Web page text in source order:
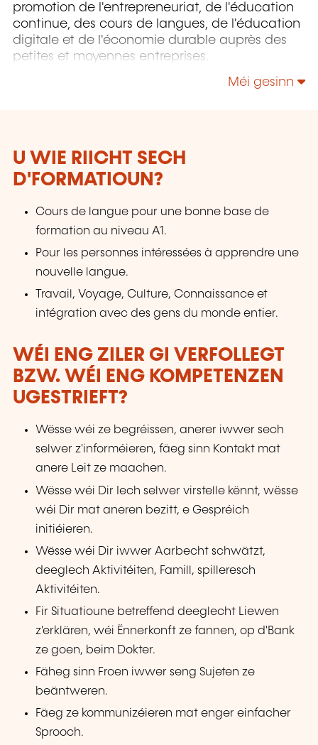
promotion de l'entrepreneuriat, de l'éducation
continue, des cours de langues, de l'éducation
digitale et de l'économie durable auprès des
petites et moyennes entreprises.
Méi gesinn
U WIE RIICHT SECH
D'FORMATIOUN?
Cours de langue pour une bonne base de
formation au niveau A1.
Pour les personnes intéressées à apprendre une
nouvelle langue.
Travail, Voyage, Culture, Connaissance et
intégration avec des gens du monde entier.
WÉI ENG ZILER GI VERFOLLEGT
BZW. WÉI ENG KOMPETENZEN
UGESTRIEFT?
Wësse wéi ze begréissen, anerer iwwer sech
selwer z'informéieren, fäeg sinn Kontakt mat
anere Leit ze maachen.
Wësse wéi Dir Iech selwer virstelle kënnt, wësse
wéi Dir mat aneren bezitt, e Gespréich
initiéieren.
Wësse wéi Dir iwwer Aarbecht schwätzt,
deeglech Aktivitéiten, Famill, spilleresch
Aktivitéiten.
Fir Situatioune betreffend deeglecht Liewen
z'erklären, wéi Ënnerkonft ze fannen, op d'Bank
ze goen, beim Dokter.
Fäheg sinn Froen iwwer seng Sujeten ze
beäntweren.
Fäeg ze kommunizéieren mat enger einfacher
Sprooch.